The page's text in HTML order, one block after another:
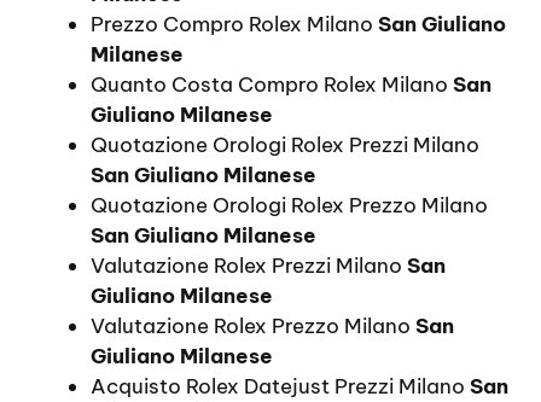
Prezzo Compro Rolex Milano San Giuliano
Milanese
Quanto Costa Compro Rolex Milano San
Giuliano Milanese
Quotazione Orologi Rolex Prezzi Milano
San Giuliano Milanese
Quotazione Orologi Rolex Prezzo Milano
San Giuliano Milanese
Valutazione Rolex Prezzi Milano San
Giuliano Milanese
Valutazione Rolex Prezzo Milano San
Giuliano Milanese
Acquisto Rolex Datejust Prezzi Milano San